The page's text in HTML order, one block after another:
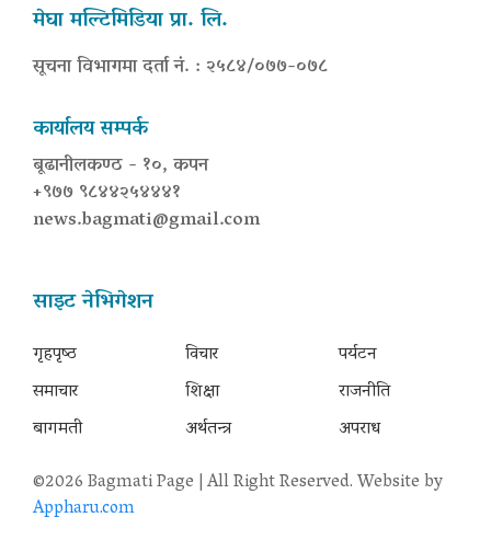
मेघा मल्टिमिडिया प्रा. लि.
सूचना विभागमा दर्ता नं. : २५८४/०७७-०७८
कार्यालय सम्पर्क
बूढानीलकण्ठ - १०, कपन
+९७७ ९८४४२५४४४१
news.bagmati@gmail.com
साइट नेभिगेशन
गृहपृष्‍ठ
समाचार
बागमती
विचार
शिक्षा
अर्थतन्त्र
पर्यटन
राजनीति
अपराध
©2026 Bagmati Page | All Right Reserved. Website by
Appharu.com